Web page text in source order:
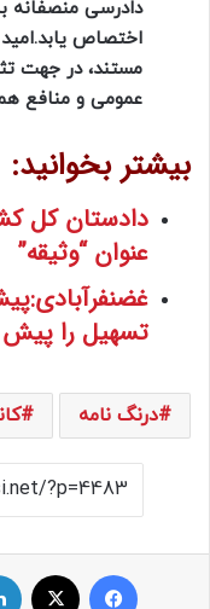
دادرسی منصفانه
اختصاص
مستند، در جهت
عمومی و منافع
بیشتر بخوانید:
دادستان کل
عنوان “وثیقه”
تسهیل را
درنگ نامه
فیسبوک